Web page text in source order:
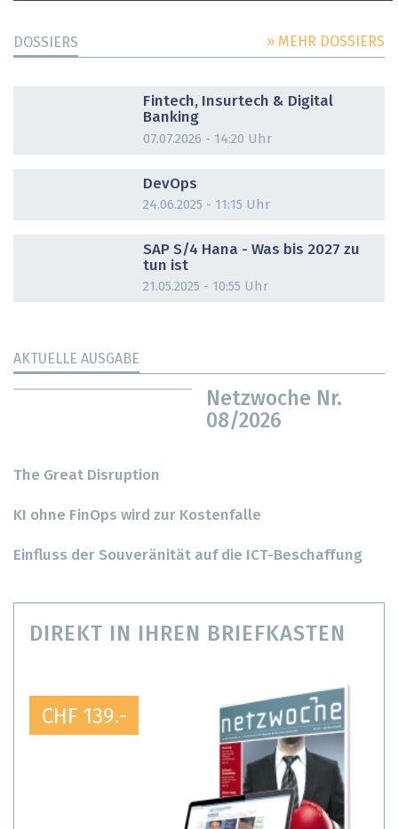
DOSSIERS » MEHR DOSSIERS
Fintech, Insurtech & Digital
Banking
07.07.2026 - 14:20 Uhr
DevOps
24.06.2025 - 11:15 Uhr
SAP S/4 Hana - Was bis 2027 zu
tun ist
21.05.2025 - 10:55 Uhr
AKTUELLE AUSGABE
Netzwoche Nr.
08/2026
The Great Disruption
KI ohne FinOps wird zur Kostenfalle
Einfluss der Souveränität auf die ICT-Beschaffung
DIREKT IN IHREN BRIEFKASTEN
CHF 139.-